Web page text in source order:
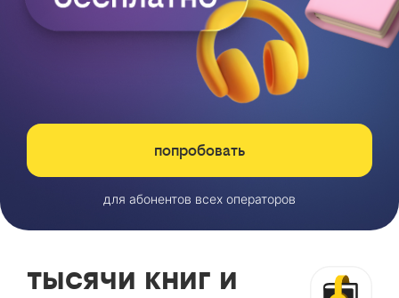
попробовать
для абонентов всех операторов
тысячи книг и